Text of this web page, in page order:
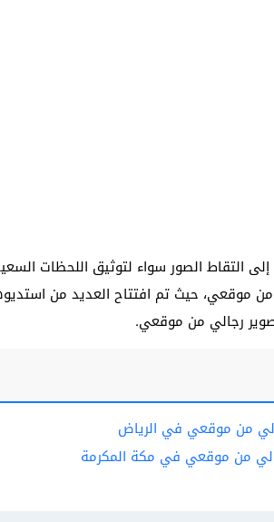
التقاط الصور سواء لتوثيق اللحظات
موقعي، حيث تم افتتاح العديد من
رجالي من موقعي.
من موقعي في الرياض
من موقعي في مكة المكرمة